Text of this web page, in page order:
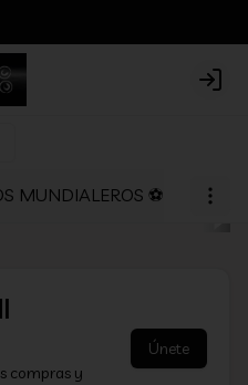
Login
MUNDIALEROS ⚽
compras y
Únete